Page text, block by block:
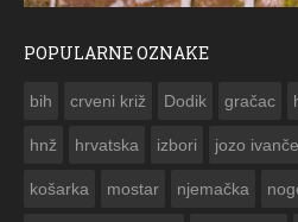
POPULARNE OZNAKE
bih crveni križ Dodik gračac
hnž hrvatska izbori jozo
košarka mostar njemačka